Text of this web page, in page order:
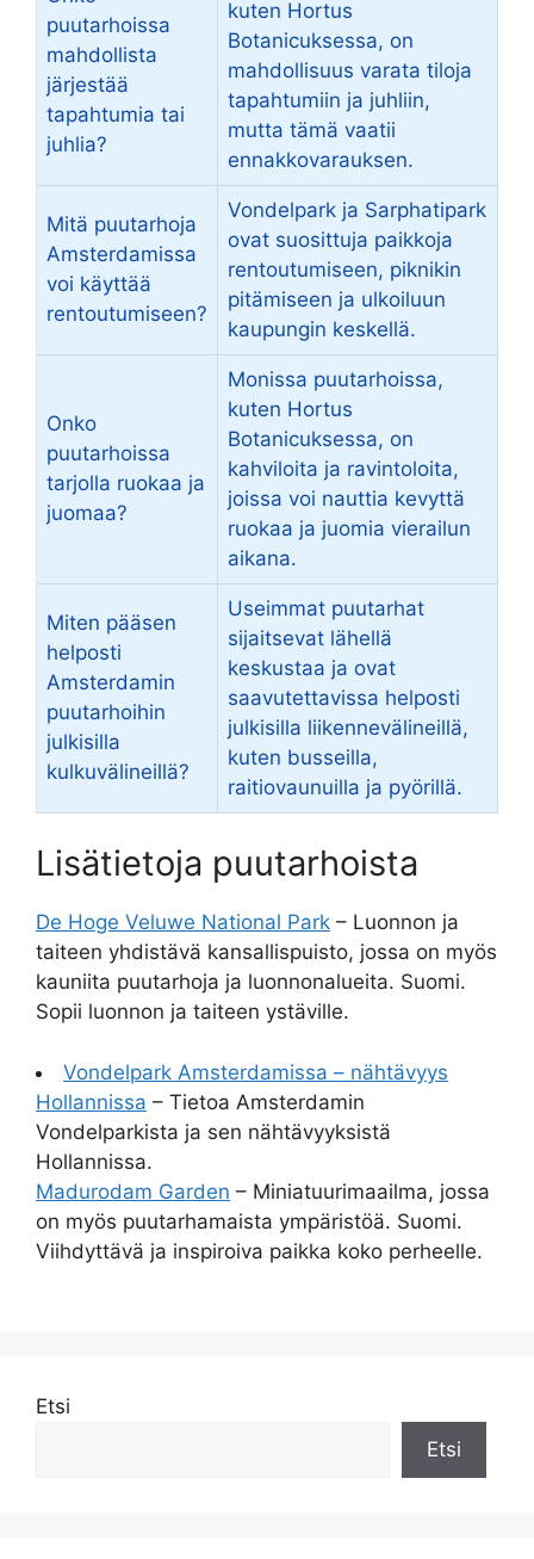
puutarhoissa
mahdollista
järjestää
tapahtumia tai
juhlia?
kuten Hortus
Botanicuksessa, on
mahdollisuus varata tiloja
tapahtumiin ja juhliin,
mutta tämä vaatii
ennakkovarauksen.
Mitä puutarhoja
Amsterdamissa
voi käyttää
rentoutumiseen?
Vondelpark ja Sarphatipark
ovat suosittuja paikkoja
rentoutumiseen, piknikin
pitämiseen ja ulkoiluun
kaupungin keskellä.
Onko
puutarhoissa
tarjolla ruokaa ja
juomaa?
Monissa puutarhoissa,
kuten Hortus
Botanicuksessa, on
kahviloita ja ravintoloita,
joissa voi nauttia kevyttä
ruokaa ja juomia vierailun
aikana.
Miten pääsen
helposti
Amsterdamin
puutarhoihin
julkisilla
kulkuvälineillä?
Useimmat puutarhat
sijaitsevat lähellä
keskustaa ja ovat
saavutettavissa helposti
julkisilla liikennevälineillä,
kuten busseilla,
raitiovaunuilla ja pyörillä.
Lisätietoja puutarhoista
De Hoge Veluwe National Park – Luonnon ja
taiteen yhdistävä kansallispuisto, jossa on myös
kauniita puutarhoja ja luonnonalueita. Suomi.
Sopii luonnon ja taiteen ystäville.
Vondelpark Amsterdamissa – nähtävyys
Hollannissa – Tietoa Amsterdamin
Vondelparkista ja sen nähtävyyksistä
Hollannissa.
Madurodam Garden – Miniatuurimaailma, jossa
on myös puutarhamaista ympäristöä. Suomi.
Viihdyttävä ja inspiroiva paikka koko perheelle.
Etsi
Etsi